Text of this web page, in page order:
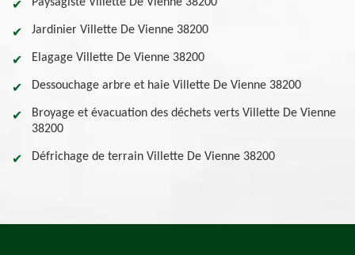
Jardinier Villette De Vienne 38200
Elagage Villette De Vienne 38200
Dessouchage arbre et haie Villette De Vienne 38200
Broyage et évacuation des déchets verts Villette De Vienne
38200
Défrichage de terrain Villette De Vienne 38200